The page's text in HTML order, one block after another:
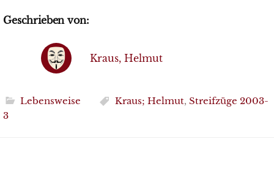
Geschrieben von:
Kraus, Helmut
Lebensweise Kraus; Helmut, Streifzüge 2003-
3